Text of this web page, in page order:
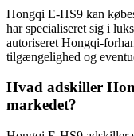
Hongqi E-HS9 kan
har specialiseret sig i
autoriseret Hongqi-
tilgængelighed og
Hvad adskiller
markedet?